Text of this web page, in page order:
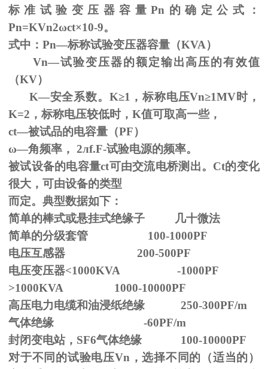
标准试验变压器容量Pn 的确定公式：
Pn=KVn2ωct×10-9。
式中： Pn—标称试验变压器容量（KVA）
Vn—试验变压器的额定输出高压的有效值
（KV）
K—安全系数。 K≥1，标称电压Vn≥1MV时，
K=2，标称电压较低时，K值可取高一些，
ct—被试品的电容量（PF）
ω—角频率， 2лf.F-试验电源的频率。
被试设备的电容量ct可由交流电桥测出。Ct的变化
很大，可由设备的类型
而定。典型数据如下：
简单的棒式或悬挂式绝缘子 几十微法
简单的分级套管 100-1000PF
电压互感器 200-500PF
电压变压器<1000KVA -1000PF
>1000KVA 1000-10000PF
高压电力电缆和油浸纸绝缘 250-300PF/m
气体绝缘 -60PF/m
封闭变电站，SF6气体绝缘 100-10000PF
对于不同的试验电压Vn ，选择不同的（适当的）